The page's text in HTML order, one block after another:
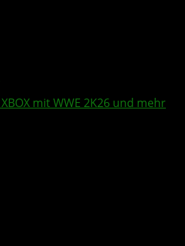
mitWWE 2K26 und mehr